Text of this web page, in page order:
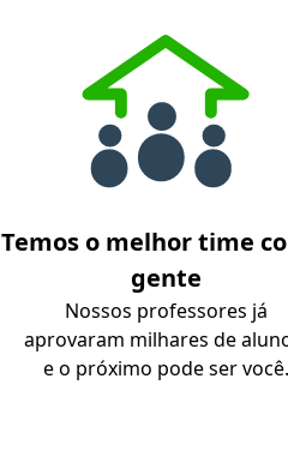
Temos o melhor time
gente
Nossos professores já
aprovaram milhares de
e o próximo pode ser você.